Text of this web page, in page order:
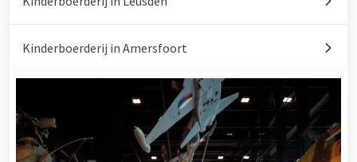
Kinderboerderij in Amersfoort